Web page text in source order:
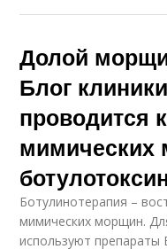
Долой
Блог
проводится
мимических
Ботулинотерапия –
мимических морщин.
используют